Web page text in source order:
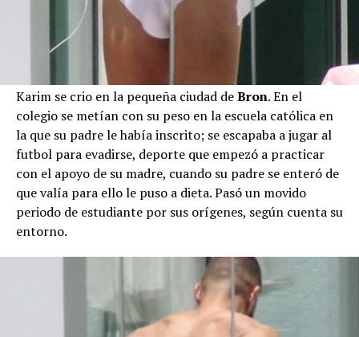
Karim se crio en la pequeña ciudad deBron. En el
colegio se metían con su peso en la escuela católica en
la que su padre le había inscrito; se escapaba a jugar al
futbol para evadirse, deporte que empezó a practicar
con el apoyo de su madre, cuando su padre se enteró de
que valía para ello le puso a dieta. Pasó un movido
periodo de estudiante por sus orígenes, según cuenta su
entorno.